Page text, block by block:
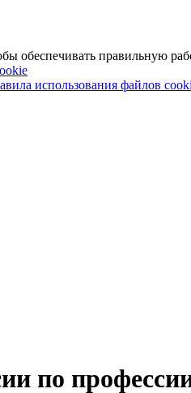
обеспечивать правильную
использования файлов
по